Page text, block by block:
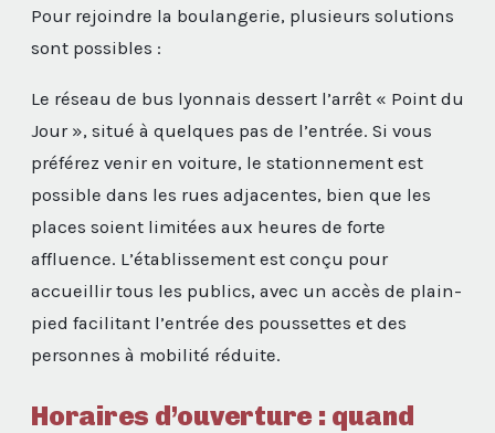
Pour rejoindre la boulangerie, plusieurs solutions
sont possibles :
Le réseau de bus lyonnais dessert l’arrêt « Point du
Jour », situé à quelques pas de l’entrée. Si vous
préférez venir en voiture, le stationnement est
possible dans les rues adjacentes, bien que les
places soient limitées aux heures de forte
affluence. L’établissement est conçu pour
accueillir tous les publics, avec un accès de plain-
pied facilitant l’entrée des poussettes et des
personnes à mobilité réduite.
Horaires d’ouverture : quand